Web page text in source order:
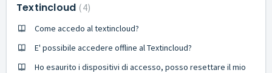
Textincloud 4
Come accedo al textincloud?
E' possibile accedere offline al Textincloud?
Ho esaurito i dispositivi di accesso, posso resettare il mio